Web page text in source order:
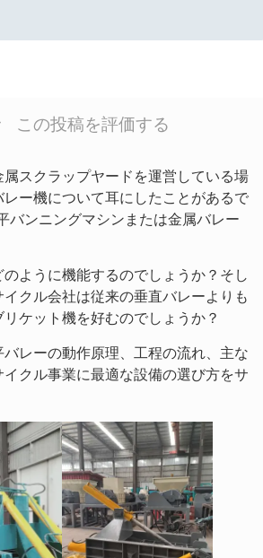
この投稿を評価する
スクラップヤードを運営している場
ー機について耳にしたことがあるで
バンニングマシンまたは金属バレー
ように機能するのでしょうか？そし
クル会社は従来の垂直バレーよりも
ケット機を好むのでしょうか？
レーの動作原理、工程の流れ、主な
クル事業に最適な設備の選び方をサ